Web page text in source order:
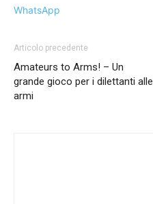
WhatsApp
Articolo precedente
Amateurs to Arms! – Un
grande gioco per i dilettanti alle
armi